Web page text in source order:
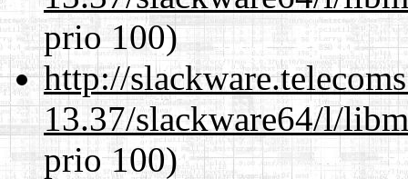
prio 100)
http://
13.37/slackware64/l/
prio 100)